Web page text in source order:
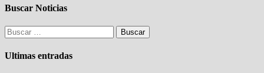
Buscar Noticias
Buscar:
Ultimas entradas